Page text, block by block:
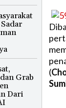
Grab
Dari
(